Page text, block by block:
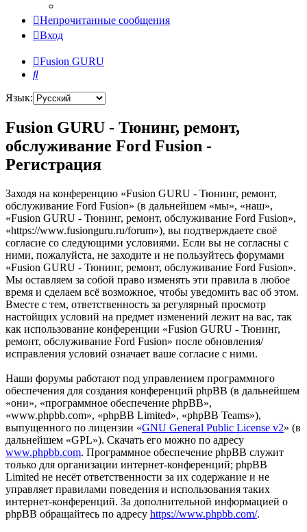
Непрочитанные сообщения
Вход
Fusion GURU
Поиск
Язык:
Fusion GURU - Тюнинг, ремонт,
обслуживание Ford Fusion -
Регистрация
Заходя на конференцию «Fusion GURU - Тюнинг, ремонт,
обслуживание Ford Fusion» (в дальнейшем «мы», «наш»,
«Fusion GURU - Тюнинг, ремонт, обслуживание Ford Fusion»,
«https://www.fusionguru.ru/forum»), вы подтверждаете своё
согласие со следующими условиями. Если вы не согласны с
ними, пожалуйста, не заходите и не пользуйтесь форумами
«Fusion GURU - Тюнинг, ремонт, обслуживание Ford Fusion».
Мы оставляем за собой право изменять эти правила в любое
время и сделаем всё возможное, чтобы уведомить вас об этом.
Вместе с тем, ответственность за регулярный просмотр
настойщих условий на предмет изменений лежит на вас, так
как использование конференции «Fusion GURU - Тюнинг,
ремонт, обслуживание Ford Fusion» после обновления/
исправления условий означает ваше согласие с ними.
Наши форумы работают под управлением программного
обеспечения для создания конференций phpBB (в дальнейшем
«они», «программное обеспечение phpBB»,
«www.phpbb.com», «phpBB Limited», «phpBB Teams»),
выпущенного по лицензии «GNU General Public License v2» (в
дальнейшем «GPL»). Скачать его можно по адресу
www.phpbb.com. Программное обеспечение phpBB служит
только для организации интернет-конференций; phpBB
Limited не несёт ответственности за их содержание и не
управляет правилами поведения и использования таких
интернет-конференций. За дополнительной информацией о
phpBB обращайтесь по адресу https://www.phpbb.com/.